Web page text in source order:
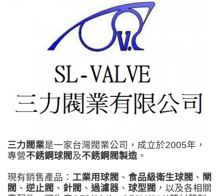
三力閥業是一家台灣閥業公司，成立於2005年，
專營不銹鋼球閥及不銹鋼閥製造 。
現有銷售產品： 工業用球閥 、 食品級衛生球閥 、 閘
閥 、 逆止閥 、 針閥 、 過濾器 、 球型閥 ，以及各相關